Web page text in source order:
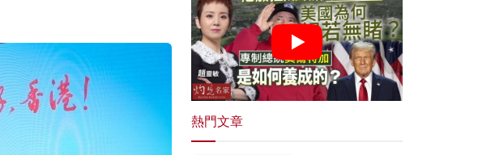
熱門文章